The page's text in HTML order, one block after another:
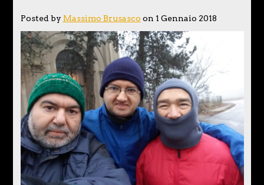
Posted by Massimo Brusasco on 1 Gennaio 2018